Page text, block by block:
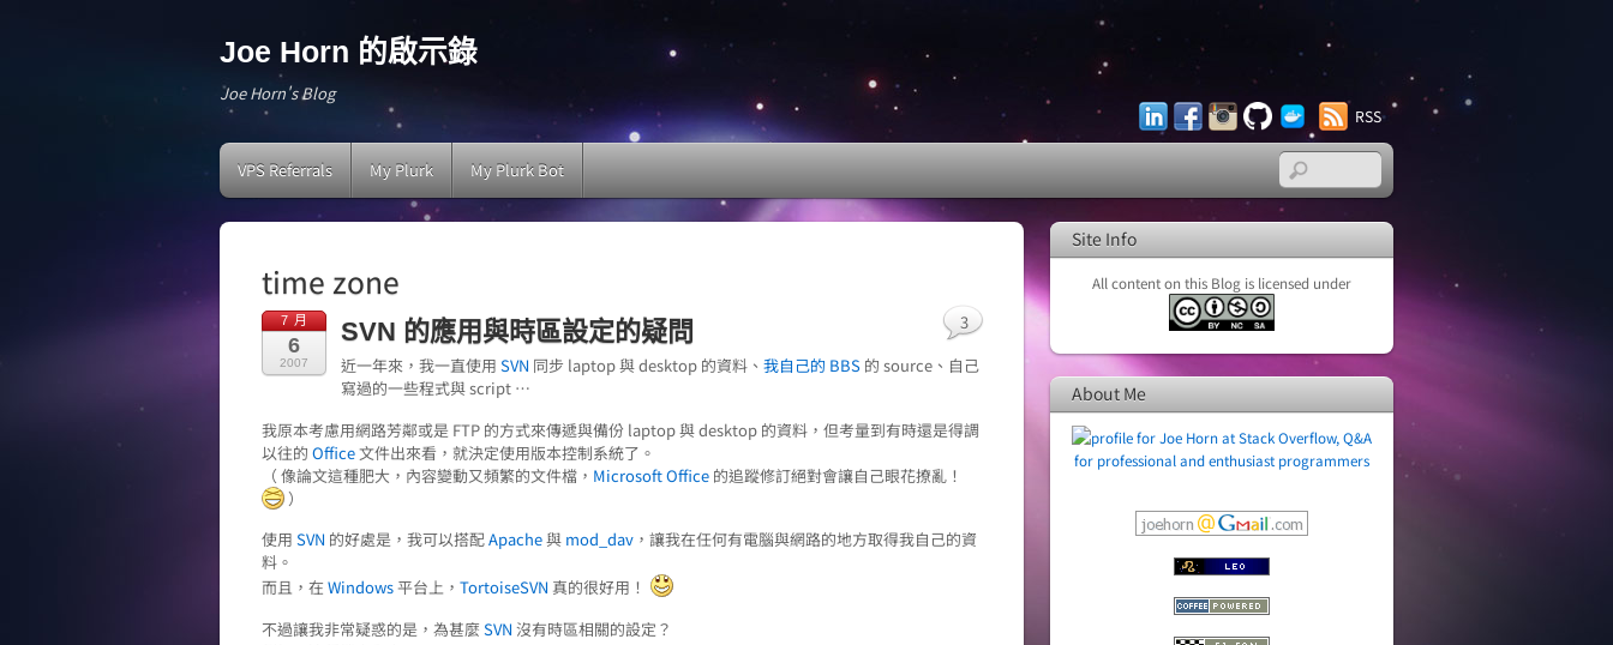
Joe Horn 的啟示錄
Joe Horn's Blog
LinkedInFacebookInstagram
GitHub Docker
Hub
RSS
VPS Referrals My Plurk My Plurk Bot
time zone
7 月
6
2007
SVN 的應用與時區設定的疑問
近一年來，我一直使用 SVN 同步 laptop 與 desktop 的資料、 我自己的 BBS 的 source、自己
寫過的一些程式與 script …
我原本考慮用網路芳鄰或是 FTP 的方式來傳遞與備份 laptop 與 desktop 的資料，但考量到有時還是得調
以往的 Office文件出來看，就決定使用版本控制系統了。
（ 像論文這種肥大，內容變動又頻繁的文件檔， Microsoft Office 的追蹤修訂絕對會讓自己眼花撩亂！
）
使用 SVN 的好處是，我可以搭配Apache與 mod_dav ，讓我在任何有電腦與網路的地方取得我自己的資
料。
而且，在 Windows平台上， TortoiseSVN 真的很好用！
不過讓我非常疑惑的是，為甚麼 SVN 沒有時區相關的設定？
3
Site Info
All content on this Blog is licensed under
About Me